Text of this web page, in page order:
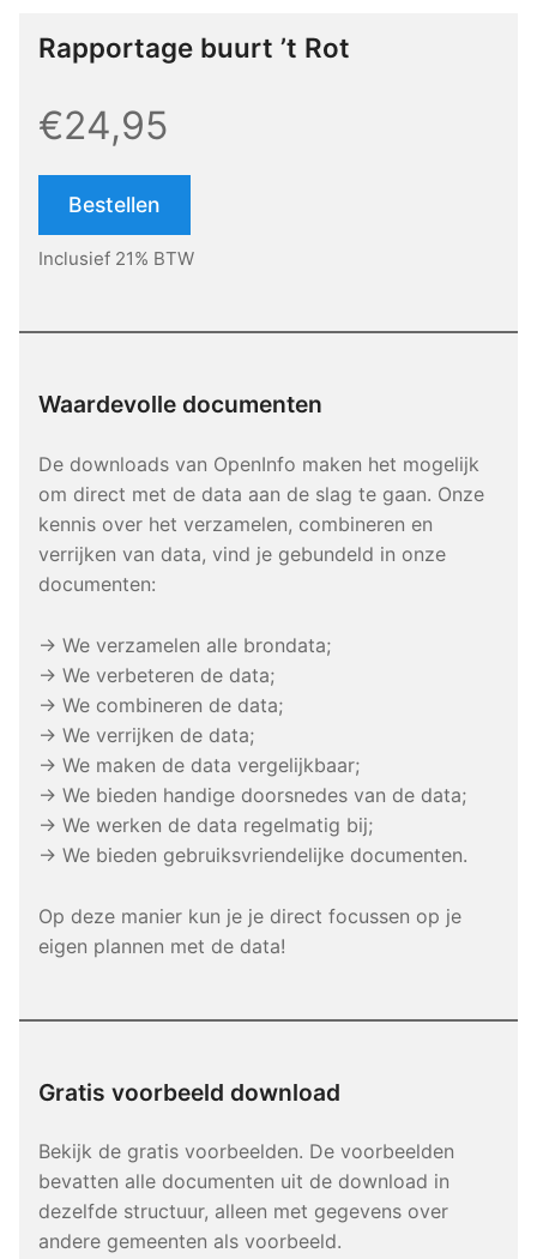
Rapportage buurt ’t Rot
€24,95
Bestellen
Inclusief 21% BTW
Waardevolle documenten
De downloads van OpenInfo maken het mogelijk
om direct met de data aan de slag te gaan. Onze
kennis over het verzamelen, combineren en
verrijken van data, vind je gebundeld in onze
documenten:
→ We verzamelen alle brondata;
→ We verbeteren de data;
→ We combineren de data;
→ We verrijken de data;
→ We maken de data vergelijkbaar;
→ We bieden handige doorsnedes van de data;
→ We werken de data regelmatig bij;
→ We bieden gebruiksvriendelijke documenten.
Op deze manier kun je je direct focussen op je
eigen plannen met de data!
Gratis voorbeeld download
Bekijk de gratis voorbeelden. De voorbeelden
bevatten alle documenten uit de download in
dezelfde structuur, alleen met gegevens over
andere gemeenten als voorbeeld.